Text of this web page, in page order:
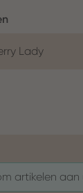
Lady
artikelen